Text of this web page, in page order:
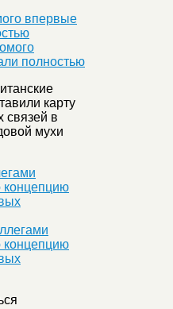
впервые
карту
связей в
мухи
концепцию